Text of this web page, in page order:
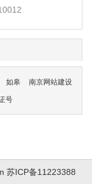
如皋 南京网站建设
号
苏ICP备11223388